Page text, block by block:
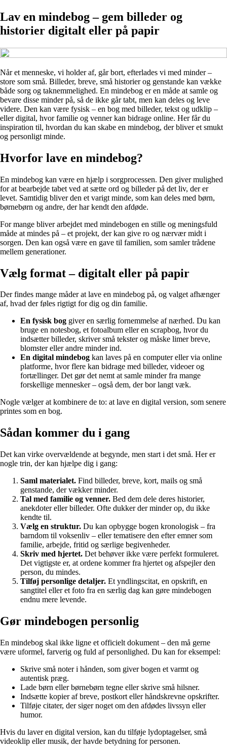
Lav en mindebog – gem billeder og
historier digitalt eller på papir
Når et menneske, vi holder af, går bort, efterlades vi med minder –
store som små. Billeder, breve, små historier og genstande kan vække
både sorg og taknemmelighed. En mindebog er en måde at samle og
bevare disse minder på, så de ikke går tabt, men kan deles og leve
videre. Den kan være fysisk – en bog med billeder, tekst og udklip –
eller digital, hvor familie og venner kan bidrage online. Her får du
inspiration til, hvordan du kan skabe en mindebog, der bliver et smukt
og personligt minde.
Hvorfor lave en mindebog?
En mindebog kan være en hjælp i sorgprocessen. Den giver mulighed
for at bearbejde tabet ved at sætte ord og billeder på det liv, der er
levet. Samtidig bliver den et varigt minde, som kan deles med børn,
børnebørn og andre, der har kendt den afdøde.
For mange bliver arbejdet med mindebogen en stille og meningsfuld
måde at mindes på – et projekt, der kan give ro og nærvær midt i
sorgen. Den kan også være en gave til familien, som samler trådene
mellem generationer.
Vælg format – digitalt eller på papir
Der findes mange måder at lave en mindebog på, og valget afhænger
af, hvad der føles rigtigt for dig og din familie.
En fysisk bog giver en særlig fornemmelse af nærhed. Du kan
bruge en notesbog, et fotoalbum eller en scrapbog, hvor du
indsætter billeder, skriver små tekster og måske limer breve,
blomster eller andre minder ind.
En digital mindebog kan laves på en computer eller via online
platforme, hvor flere kan bidrage med billeder, videoer og
fortællinger. Det gør det nemt at samle minder fra mange
forskellige mennesker – også dem, der bor langt væk.
Nogle vælger at kombinere de to: at lave en digital version, som senere
printes som en bog.
Sådan kommer du i gang
Det kan virke overvældende at begynde, men start i det små. Her er
nogle trin, der kan hjælpe dig i gang:
Saml materialet. Find billeder, breve, kort, mails og små
genstande, der vækker minder.
Tal med familie og venner. Bed dem dele deres historier,
anekdoter eller billeder. Ofte dukker der minder op, du ikke
kendte til.
Vælg en struktur. Du kan opbygge bogen kronologisk – fra
barndom til voksenliv – eller tematisere den efter emner som
familie, arbejde, fritid og særlige begivenheder.
Skriv med hjertet. Det behøver ikke være perfekt formuleret.
Det vigtigste er, at ordene kommer fra hjertet og afspejler den
person, du mindes.
Tilføj personlige detaljer. Et yndlingscitat, en opskrift, en
sangtitel eller et foto fra en særlig dag kan gøre mindebogen
endnu mere levende.
Gør mindebogen personlig
En mindebog skal ikke ligne et officielt dokument – den må gerne
være uformel, farverig og fuld af personlighed. Du kan for eksempel:
Skrive små noter i hånden, som giver bogen et varmt og
autentisk præg.
Lade børn eller børnebørn tegne eller skrive små hilsner.
Indsætte kopier af breve, postkort eller håndskrevne opskrifter.
Tilføje citater, der siger noget om den afdødes livssyn eller
humor.
Hvis du laver en digital version, kan du tilføje lydoptagelser, små
videoklip eller musik, der havde betydning for personen.